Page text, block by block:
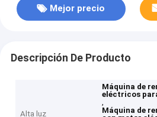
Mejor precio
Descripción De Producto
Alta luz
Máquina de
eléctricos
,
Máquina de